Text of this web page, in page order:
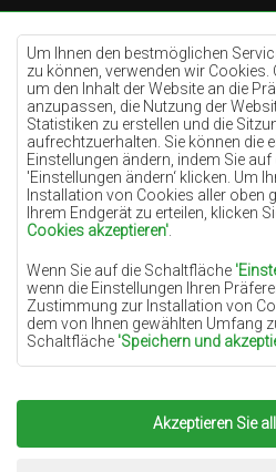
Um Ihnen den bestmöglichen
zu können, verwenden wir Cookies.
um den Inhalt der Website an die
anzupassen, die Nutzung der
Statistiken zu erstellen und die
aufrechtzuerhalten. Sie können die
Einstellungen ändern, indem Sie
'Einstellungen ändern‘ klicken. Um
Installation von Cookies aller oben
Ihrem Endgerät zu erteilen, klicken
Cookies akzeptieren'
Wenn Sie auf die Schaltfläche
wenn die Einstellungen Ihren
Zustimmung zur Installation von
dem von Ihnen gewählten Umfang
Schaltfläche 'Speichern und
Grundlage für die Verarbeitung das
Datenverwalters
Bereitstellung qualitativ
Website und der
Akzeptieren Sie
Teppiche
Teppiche
Teppiche
Teppiche
Teppiche
Teppiche
Teppiche
Teppiche
Teppiche
Teppiche
Copyright 2022Teppiche